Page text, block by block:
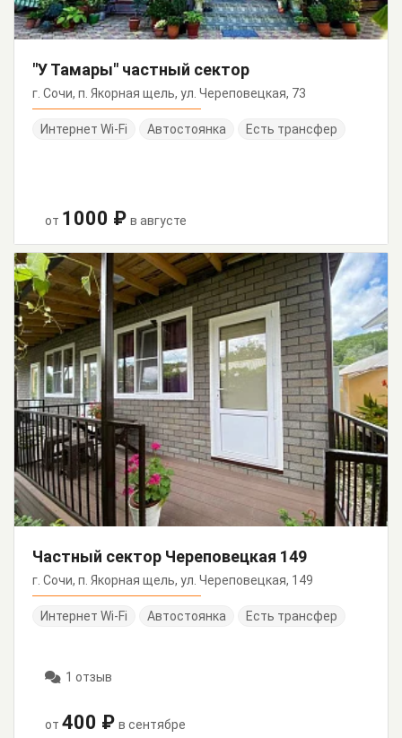
"У Тамары" частный сектор
г. Сочи, п. Якорная щель, ул. Череповецкая, 73
Интернет Wi-Fi Автостоянка Есть трансфер
от 1000 ₽ в августе
Частный сектор Череповецкая 149
г. Сочи, п. Якорная щель, ул. Череповецкая, 149
Интернет Wi-Fi Автостоянка Есть трансфер
1 отзыв
от 400 ₽ в сентябре